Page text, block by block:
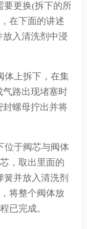
要更换(拆下的所
在下面的讲述
入清洗剂中浸
体上拆下，在集
气路出现堵塞时
封螺母拧出并将
位于阀芯与阀体
，取出里面的
并放入清洗剂
将整个阀体放
已完成。